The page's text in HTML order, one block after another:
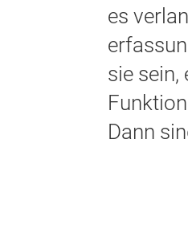
es
sie sein,
Dann